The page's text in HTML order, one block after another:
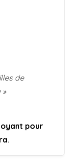
de
pour
.